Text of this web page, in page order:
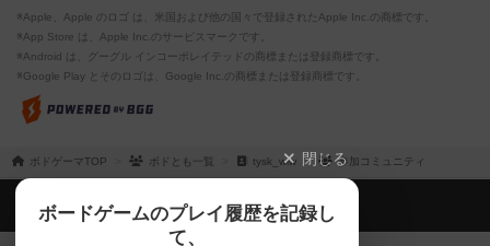
※Apple、Apple のロゴ は、米国および他の国々で登録されたApple Inc.の商標です。
※App Store は、Apple Inc.のサービスマークです。
※Android は、グーグル インコーポレイテッドの商標または登録商標です。
※Google Play とそのロゴは、Google Inc.の商標または登録商標です。
ボドゲーマTOP ボドとも一覧 tysk_wlw 参加コミュニティ
閉じる
ボードゲームのプレイ履歴を記録し
て、
ボドゲーマTOP